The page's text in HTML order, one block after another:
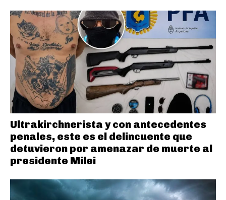
Ultrakirchnerista y con antecedentes
penales, este es el delincuente que
detuvieron por amenazar de muerte al
presidente Milei